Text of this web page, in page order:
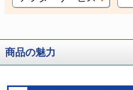
商品の魅力